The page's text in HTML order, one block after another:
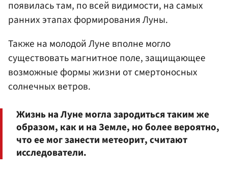
появилась там, по всей видимости, на самых
ранних этапах формирования Луны.
Также на молодой Луне вполне могло
существовать магнитное поле, защищающее
возможные формы жизни от смертоносных
солнечных ветров.
Жизнь на Луне могла зародиться таким же
образом, как и на Земле, но более вероятно,
что ее мог занести метеорит, считают
исследователи.